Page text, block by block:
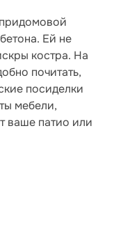
Ей не
костра. На
почитать,
посиделки
мебели,
ваше патио или